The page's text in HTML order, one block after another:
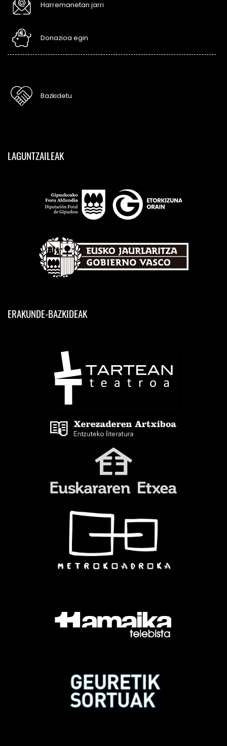
Harremanetan jarri
Donazioa egin
Bazkidetu
LAGUNTZAILEAK
ERAKUNDE-BAZKIDEAK